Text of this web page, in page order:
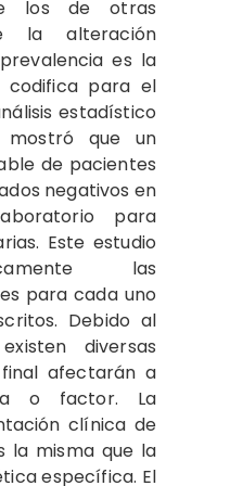
los de otras
la alteración
es la
codifica para el
estadístico
que un
de pacientes
negativos en
para
Este estudio
las
para cada uno
Debido al
diversas
afectarán a
o factor. La
clínica de
la misma que la
específica. El